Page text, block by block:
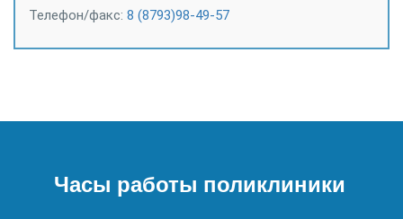
Телефон/факс: 8 (8793)98-49-57
Часы работы поликлиники